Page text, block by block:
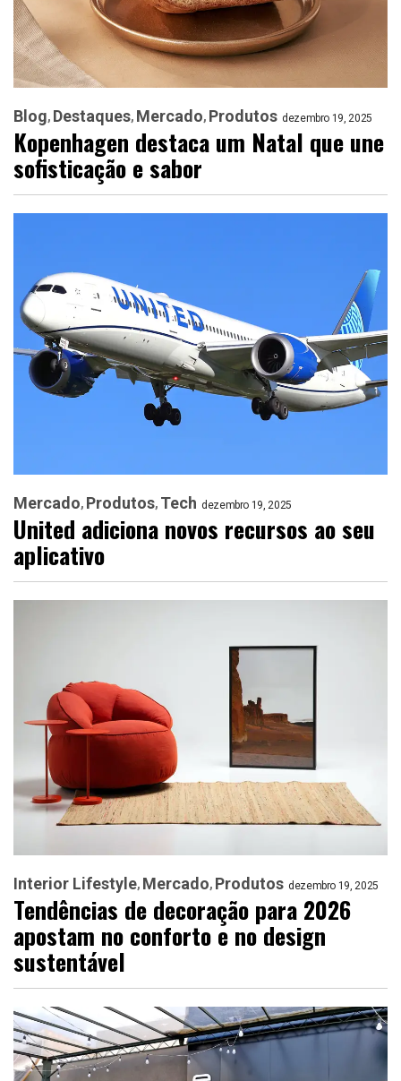
Blog Destaques Mercado Produtos dezembro 19, 2025
Kopenhagen destaca um Natal que une
sofisticação e sabor
Mercado Produtos Tech dezembro 19, 2025
United adiciona novos recursos ao seu
aplicativo
Interior Lifestyle Mercado Produtos dezembro 19, 2025
Tendências de decoração para 2026
apostam no conforto e no design
sustentável